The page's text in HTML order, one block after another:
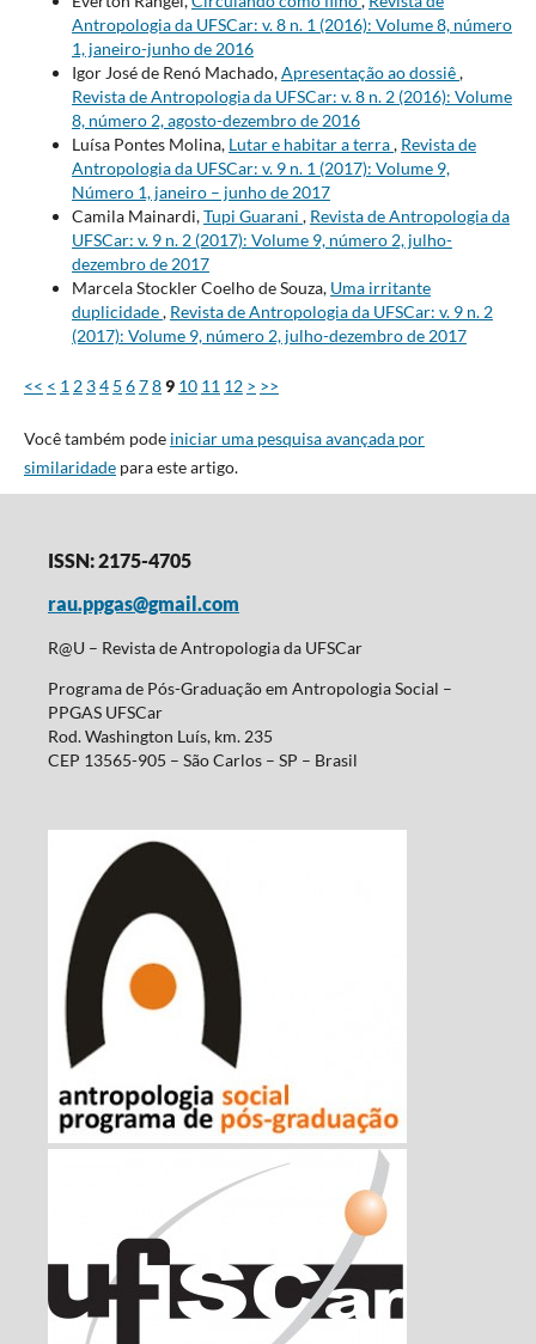
Antropologia da UFSCar: v. 8 n. 1 (2016): Volume 8, número
1, janeiro-junho de 2016
Igor José de Renó Machado,Apresentação ao dossiê,
Revista de Antropologia da UFSCar: v. 8 n. 2 (2016): Volume
8, número 2, agosto-dezembro de 2016
Luísa Pontes Molina, Lutar e habitar a terra, Revista de
Antropologia da UFSCar: v. 9 n. 1 (2017): Volume 9,
Número 1, janeiro – junho de 2017
Camila Mainardi,Tupi Guarani , Revista de Antropologia da
UFSCar: v. 9 n. 2 (2017): Volume 9, número 2, julho-
dezembro de 2017
Marcela Stockler Coelho de Souza, Uma irritante
duplicidade, Revista de Antropologia da UFSCar: v. 9 n. 2
(2017): Volume 9, número 2, julho-dezembro de 2017
<< < 1 2 34 5 6789 10 11 12 > >>
Você também pode iniciar uma pesquisa avançada por
similaridadepara este artigo.
ISSN: 2175-4705
rau.ppgas@gmail.com
R@U – Revista de Antropologia da UFSCar
Programa de Pós-Graduação em Antropologia Social –
PPGAS UFSCar
Rod. Washington Luís, km. 235
CEP 13565-905 – São Carlos – SP – Brasil